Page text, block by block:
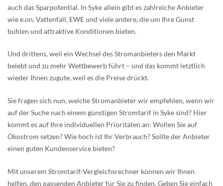
auch das Sparpotential. In Syke allein gibt es zahlreiche Anbieter
wie e.on, Vattenfall, EWE und viele andere, die um Ihre Gunst
buhlen und attraktive Konditionen bieten.
Und drittens, weil ein Wechsel des Stromanbieters den Markt
belebt und zu mehr Wettbewerb führt – und das kommt letztlich
wieder Ihnen zugute, weil es die Preise drückt.
Sie fragen sich nun, welche Stromanbieter wir empfehlen, wenn wir
auf der Suche nach einem günstigen Stromtarif in Syke sind? Hier
kommt es auf Ihre individuellen Prioritäten an: Wollen Sie auf
Ökostrom setzen? Wie hoch ist Ihr Verbrauch? Sollte der Anbieter
einen guten Kundenservice bieten?
Mit unserem Stromtarif-Vergleichsrechner können wir Ihnen
helfen, den passenden Anbieter für Sie zu finden. Geben Sie einfach